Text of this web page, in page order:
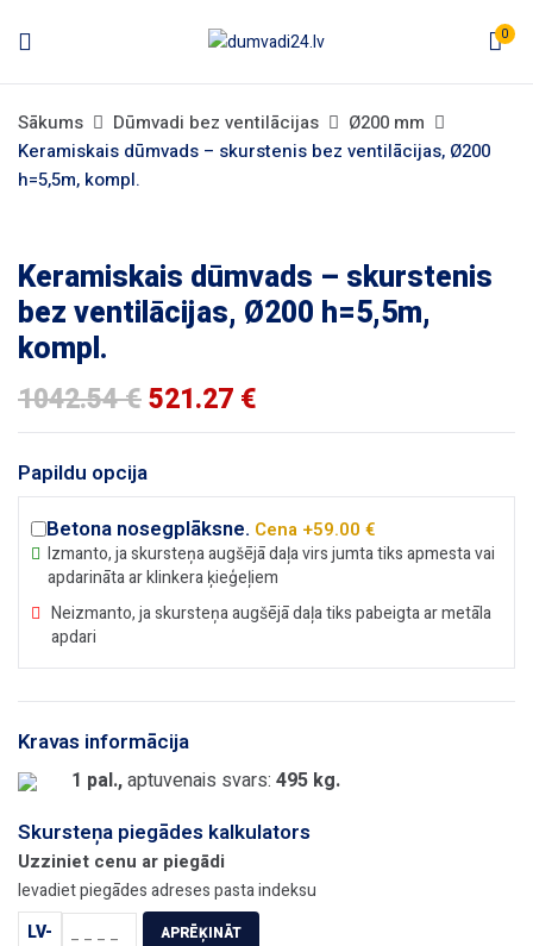
0
Sākums Dūmvadi bez ventilācijas
Ø200 mm
Keramiskais dūmvads – skurstenis bez ventilācijas, Ø200
h=5,5m, kompl.
Keramiskais dūmvads – skurstenis
bez ventilācijas, Ø200 h=5,5m,
kompl.
1042.54€Original
price
was:
521.27 €
is:
Papildu opcija
Betona nosegplāksne. Cena +59.00 €
Izmanto, ja skursteņa augšējā daļa virs jumta tiks apmesta vai
apdarināta ar klinkera ķieģeļiem
Neizmanto, ja skursteņa augšējā daļa tiks pabeigta ar metāla
apdari
Kravas informācija
1 pal.,aptuvenais svars: 495 kg.
Skursteņa piegādes kalkulators
Uzziniet cenu ar piegādi
Ievadiet piegādes adreses pasta indeksu
LV-
APRĒĶINĀT